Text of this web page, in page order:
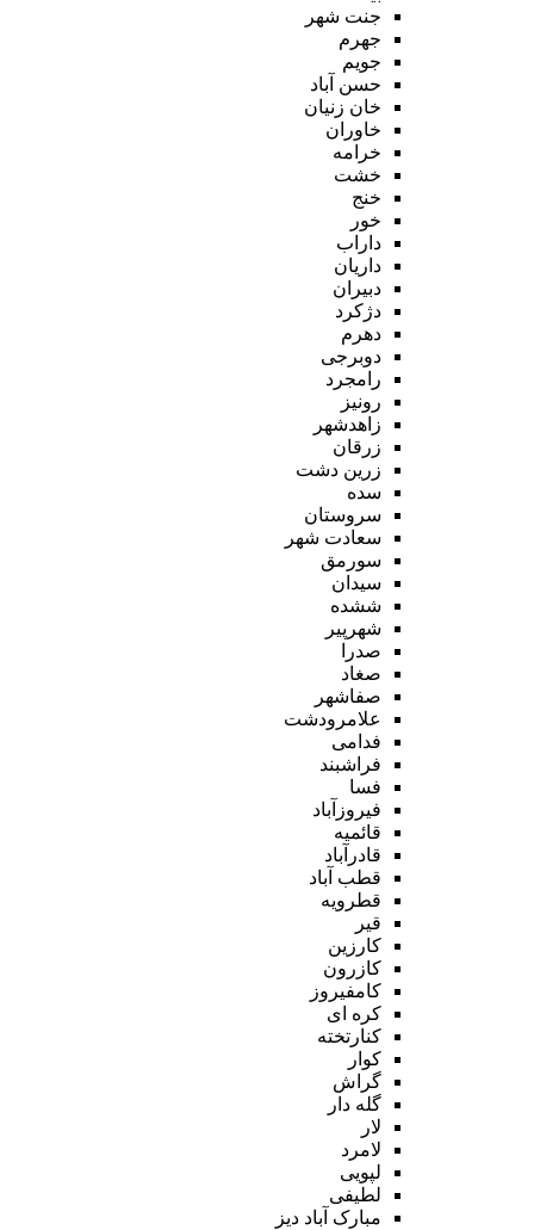
جنت شهر
جهرم
جویم
حسن آباد
خان زنیان
خاوران
خرامه
خشت
خنج
خور
داراب
داریان
دبیران
دژکرد
دهرم
دوبرجی
رامجرد
رونیز
زاهدشهر
زرقان
زرین دشت
سده
سروستان
سعادت شهر
سورمق
سیدان
ششده
شهرپیر
صدرا
صغاد
صفاشهر
علامرودشت
فدامی
فراشبند
فسا
فیروزآباد
قائمیه
قادرآباد
قطب آباد
قطرویه
قیر
کارزین
کازرون
کامفیروز
کره ای
کنارتخته
کوار
گراش
گله دار
لار
لامرد
لپویی
لطیفی
مبارک آباد دیز